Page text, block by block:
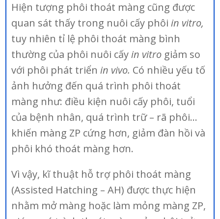
Hiện tượng phôi thoát màng cũng được
quan sát thấy trong nuôi cấy phôiin vitro,
tuy nhiên tỉ lệ phôi thoát màng bình
thường của phôi nuôi cấyin vitro giảm so
với phôi phát triểnin vivo. Có nhiều yếu tố
ảnh hưởng đến quá trình phôi thoát
màng như: điều kiện nuôi cấy phôi, tuổi
của bệnh nhân, quá trình trữ – rã phôi…
khiến màng ZP cứng hơn, giảm đàn hồi và
phôi khó thoát màng hơn.
Vì vậy, kĩ thuật hỗ trợ phôi thoát màng
(Assisted Hatching – AH) được thực hiện
nhằm mở màng hoặc làm mỏng màng ZP,